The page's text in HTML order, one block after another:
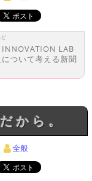
LAB
ついて考える新聞
から。
全般